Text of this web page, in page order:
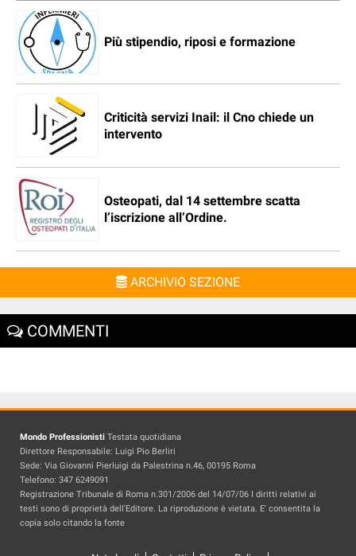
Più stipendio, riposi e formazione
Criticità servizi Inail: il Cno chiede un
intervento
Osteopati, dal 14 settembre scatta
l’iscrizione all’Ordine.
ARCHIVIO SEZIONE
COMMENTI
Mondo Professionisti Testata quotidiana
Direttore Responsabile: Luigi Pio Berliri
Sede: Via Giovanni Pierluigi da Palestrina n.46, 00195 Roma
Telefono: 347 6249091
Registrazione Tribunale di Roma n.301/2006 del 14/07/06 I diritti relativi ai
testi sono di proprietà dell'Editore. La riproduzione è vietata. E' consentita la
copia solo citando la fonte